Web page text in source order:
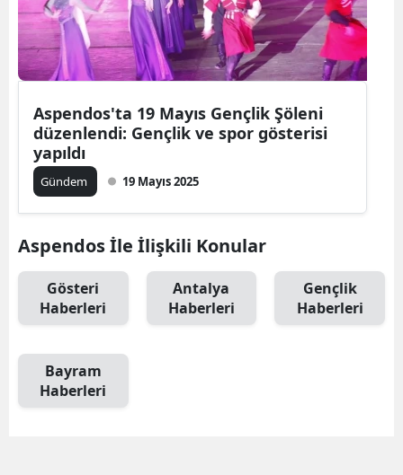
Aspendos'ta 19 Mayıs Gençlik Şöleni
düzenlendi: Gençlik ve spor gösterisi
yapıldı
Gündem 19 Mayıs 2025
Aspendos İle İlişkili Konular
Gösteri
Haberleri
Antalya
Haberleri
Gençlik
Haberleri
Bayram
Haberleri